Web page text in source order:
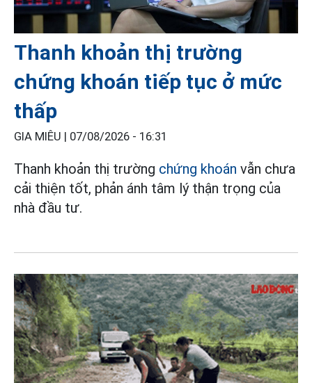
Thanh khoản thị trường
chứng khoán tiếp tục ở mức
thấp
GIA MIÊU | 07/08/2026 - 16:31
Thanh khoản thị trường chứng khoán vẫn chưa
cải thiện tốt, phản ánh tâm lý thận trọng của
nhà đầu tư.